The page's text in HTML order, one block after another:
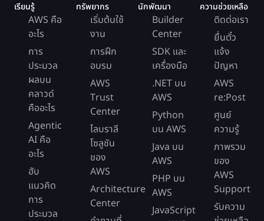
เรียนรู้
AWS คือ
อะไร
การ
ประมวล
ผลบน
คลาวด์
คืออะไร
Agentic
AI คือ
อะไร
ฮับ
แนวคิด
การ
ประมวล
ทรัพยากร
เริ่มต้นใช้
งาน
การฝึก
อบรม
AWS
Trust
Center
ไลบราลี
โซลูชัน
ของ
AWS
Architecture
Center
นักพัฒนา
Builder
Center
SDK และ
เครื่องมือ
.NET บน
AWS
Python
บน AWS
Java บน
AWS
PHP บน
AWS
JavaScript
ความช่วยเหลือ
ติดต่อเรา
ยื่นตั๋ว
แจ้ง
ปัญหา
AWS
re:Post
ศูนย์
ความรู้
ภาพรวม
ของ
AWS
Support
รับความ